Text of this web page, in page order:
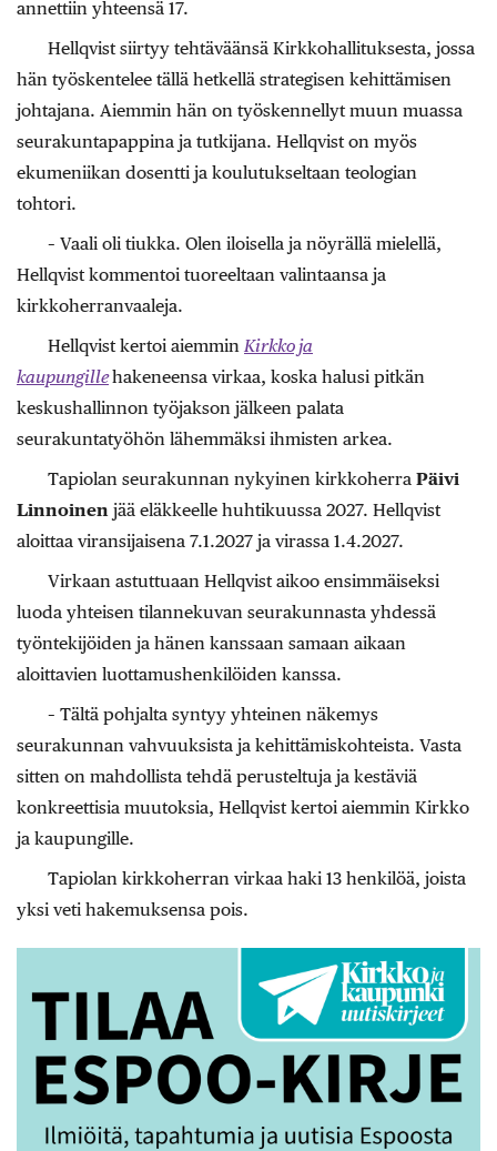
annettiin yhteensä 17.
Hellqvist siirtyy tehtäväänsä Kirkkohallituksesta, jossa
hän työskentelee tällä hetkellä strategisen kehittämisen
johtajana. Aiemmin hän on työskennellyt muun muassa
seurakuntapappina ja tutkijana. Hellqvist on myös
ekumeniikan dosentti ja koulutukseltaan teologian
tohtori.
– Vaali oli tiukka. Olen iloisella ja nöyrällä mielellä,
Hellqvist kommentoi tuoreeltaan valintaansa ja
kirkkoherranvaaleja.
Hellqvist kertoi aiemmin Kirkko ja
kaupungillehakeneensa virkaa, koska halusi pitkän
keskushallinnon työjakson jälkeen palata
seurakuntatyöhön lähemmäksi ihmisten arkea.
Tapiolan seurakunnan nykyinen kirkkoherra Päivi
Linnoinen jää eläkkeelle huhtikuussa 2027. Hellqvist
aloittaa viransijaisena 7.1.2027 ja virassa 1.4.2027.
Virkaan astuttuaan Hellqvist aikoo ensimmäiseksi
luoda yhteisen tilannekuvan seurakunnasta yhdessä
työntekijöiden ja hänen kanssaan samaan aikaan
aloittavien luottamushenkilöiden kanssa.
– Tältä pohjalta syntyy yhteinen näkemys
seurakunnan vahvuuksista ja kehittämiskohteista. Vasta
sitten on mahdollista tehdä perusteltuja ja kestäviä
konkreettisia muutoksia, Hellqvist kertoi aiemmin Kirkko
ja kaupungille.
Tapiolan kirkkoherran virkaa haki 13 henkilöä, joista
yksi veti hakemuksensa pois.